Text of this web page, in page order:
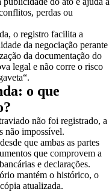
perdas ou
o registro facilita a
da negociação perante
da documentação do
legal e não corre o risco
o que
não foi registrado, a
não impossível.
que ambas as partes
que comprovem a
e declarações.
mantém o histórico, o
atualizada.